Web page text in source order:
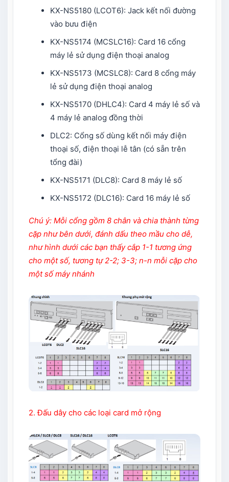
KX-NS5180 (LCOT6): Jack kết nối đường
vào bưu điện
KX-NS5174 (MCSLC16): Card 16 cổng
máy lẻ sử dụng điện thoại analog
KX-NS5173 (MCSLC8): Card 8 cổng máy
lẻ sử dụng điện thoại analog
KX-NS5170 (DHLC4): Card 4 máy lẻ số và
4 máy lẻ analog đồng thời
DLC2: Cổng số dùng kết nối máy điện
thoại số, điện thoại lễ tân (có sẵn trên
tổng đài)
KX-NS5171 (DLC8): Card 8 máy lẻ số
KX-NS5172 (DLC16): Card 16 máy lẻ số
Chú ý: Mỗi cổng gồm 8 chân và chia thành từng
cặp như bên dưới, đánh dấu theo mầu cho dễ,
như hình dưới các bạn thấy cắp 1-1 tương ứng
cho một số, tương tự 2-2; 3-3; n-n mỗi cặp cho
một số máy nhánh
2. Đấu dây cho các loại card mở rộng